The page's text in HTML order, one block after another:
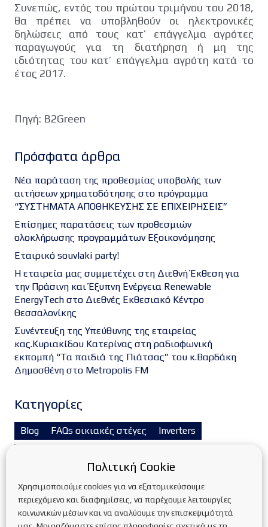
Πρόσφατα άρθρα
Νέα παράταση της προθεσμίας υποβολής των
αιτήσεων χρηματοδότησης στο πρόγραμμα
“ΣΥΣΤΗΜΑΤΑ ΑΠΟΘΗΚΕΥΣΗΣ ΣΕ ΕΠΙΧΕΙΡΗΣΕΙΣ”
Επίσημες παρατάσεις των προθεσμιών
ολοκλήρωσης προγραμμάτων Εξοικονόμησης
Εταιρικό souvlaki party!
Η εταιρεία μας συμμετέχει στη Διεθνή Έκθεση για
την Πράσινη και Έξυπνη Ενέργεια Renewable
EnergyTech στο Διεθνές Εκθεσιακό Κέντρο
Θεσσαλονίκης
Συνέντευξη της Υπεύθυνης της εταιρείας
κας.Κυριακίδου Κατερίνας στη ραδιοφωνική
εκπομπή “Τα παιδιά της Πιάτσας” του κ.Βαρδάκη
Δημοσθένη στο Metropolis FM
Kατηγορίες
Blog FAQs οικιακές στέγες
Inverters
Ανανεώσιμες πηγές ενέργειας
ΑΝΤΛΙΕΣ ΘΕΡΜΟΤΗΤΑΣ
Αντλίες θερμότητας
ΑΥΤΟΝΟΜΑ Φ/Β ΣΥΣΤΗΜΑΤΑ
Συνεπώς, εντός του πρώτου τριμήνου του 2018,
θα πρέπει να υποβληθούν οι ηλεκτρονικές
δηλώσεις από τους κατ’ επάγγελμα αγρότες
παραγωγούς για τη διατήρηση ή μη της
ιδιότητας του κατ’ επάγγελμα αγρότη κατά το
έτος 2017.
Πηγή: B2Green
Πολιτική Cookie
Χρησιμοποιούμε cookies για να εξατομικεύσουμε
περιεχόμενο και διαφημίσεις, να παρέχουμε λειτουργίες
κοινωνικών μέσων και να αναλύουμε την επισκεψιμότητά